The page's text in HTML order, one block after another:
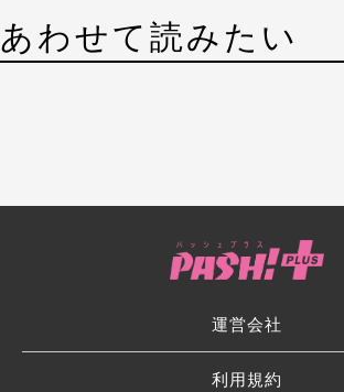
あわせて読みたい
運営会社
利用規約